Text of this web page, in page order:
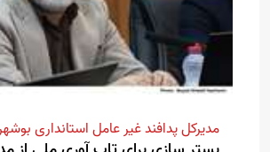
مدیرکل پدافند غیر عامل استانداری